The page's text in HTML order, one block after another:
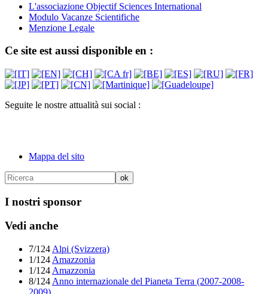
L'associazione Objectif Sciences International
Modulo Vacanze Scientifiche
Menzione Legale
Ce site est aussi disponible en :
Seguite le nostre attualità sui social :
Mappa del sito
I nostri sponsor
Vedi anche
7/124 Alpi (Svizzera)
1/124 Amazzonia
1/124 Amazzonia
8/124 Anno internazionale del Pianeta Terra (2007-2008-